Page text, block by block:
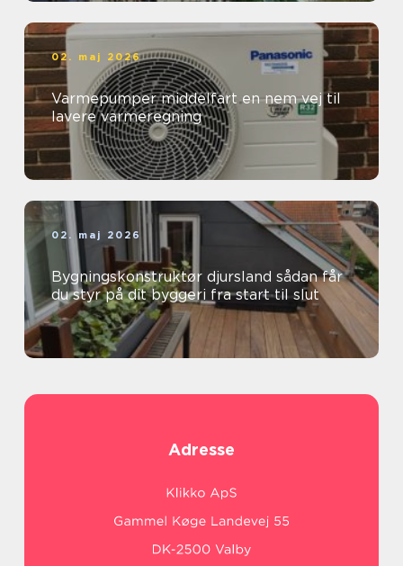
02. maj 2026
Varmepumper middelfart en nem vej til
lavere varmeregning
02. maj 2026
Bygningskonstruktør djursland sådan får
du styr på dit byggeri fra start til slut
Adresse